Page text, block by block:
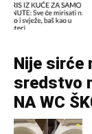
Nije sirće
sredstvo
NA WC